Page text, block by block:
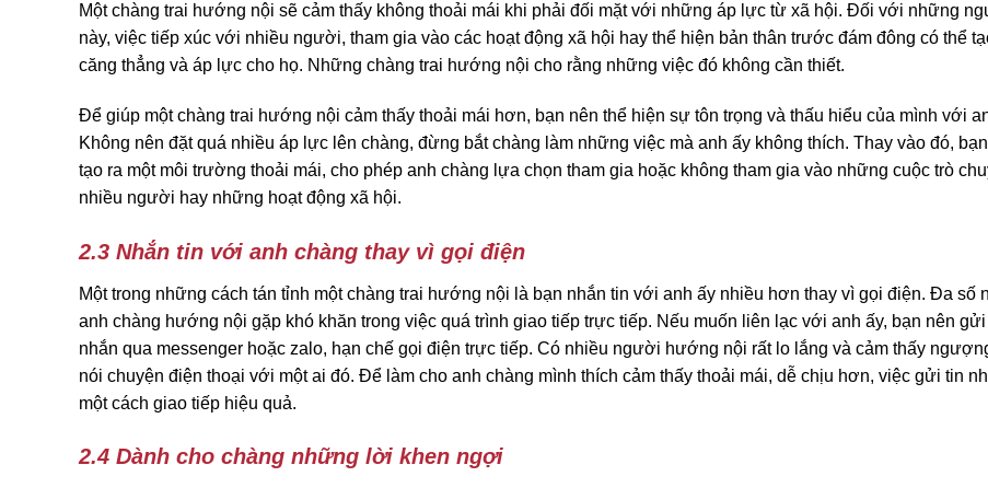
Một chàng trai hướng nội sẽ cảm thấy không thoải mái khi phải đối mặt với những áp lực từ xã hội. Đối với những
này, việc tiếp xúc với nhiều người, tham gia vào các hoạt động xã hội hay thể hiện bản thân trước đám đông có thể
căng thẳng và áp lực cho họ. Những chàng trai hướng nội cho rằng những việc đó không cần thiết.
Để giúp một chàng trai hướng nội cảm thấy thoải mái hơn, bạn nên thể hiện sự tôn trọng và thấu hiểu của mình với
Không nên đặt quá nhiều áp lực lên chàng, đừng bắt chàng làm những việc mà anh ấy không thích. Thay vào đó,
tạo ra một môi trường thoải mái, cho phép anh chàng lựa chọn tham gia hoặc không tham gia vào những cuộc trò
nhiều người hay những hoạt động xã hội.
2.3 Nhắn tin với anh chàng thay vì gọi điện
Một trong những cách tán tỉnh một chàng trai hướng nội là bạn nhắn tin với anh ấy nhiều hơn thay vì gọi điện. Đa số
anh chàng hướng nội gặp khó khăn trong việc quá trình giao tiếp trực tiếp. Nếu muốn liên lạc với anh ấy, bạn nên gửi
nhắn qua messenger hoặc zalo, hạn chế gọi điện trực tiếp. Có nhiều người hướng nội rất lo lắng và cảm thấy
nói chuyện điện thoại với một ai đó. Để làm cho anh chàng mình thích cảm thấy thoải mái, dễ chịu hơn, việc gửi tin
một cách giao tiếp hiệu quả.
2.4 Dành cho chàng những lời khen ngợi